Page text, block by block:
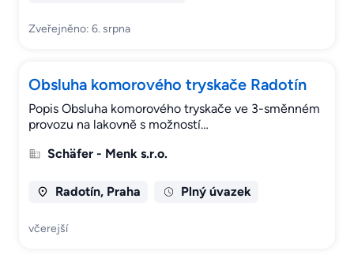
Zveřejněno: 6. srpna
Obsluha komorového tryskače Radotín
Popis Obsluha komorového tryskače ve 3-směnném
provozu na lakovně s možností…
Schäfer - Menk s.r.o.
Radotín, Praha Plný úvazek
včerejší